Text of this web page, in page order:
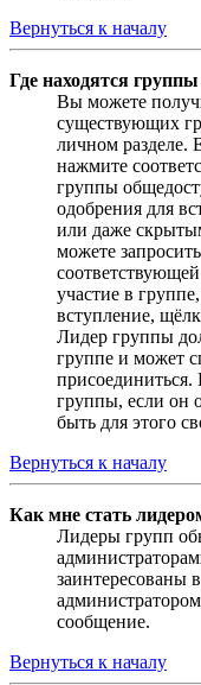
Вернуться к началу
Где находятся
Вы можете
существующих
личном разделе.
нажмите
группы
одобрения для
или даже
можете
участие в
вступление,
Лидер группы
группе и может
присоединиться.
группы, если он
быть для этого
Вернуться к началу
Как мне стать
Лидеры групп
заинтересованы
сообщение.
Вернуться к началу